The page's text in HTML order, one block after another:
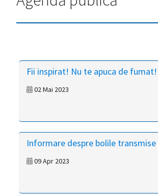
secunde.
magyar
nyelvű
oldal
fejlesztés
alatt
Fii inspirat! Nu te apuca de fumat!
02 Mai 2023
Informare despre bolile
09 Apr 2023